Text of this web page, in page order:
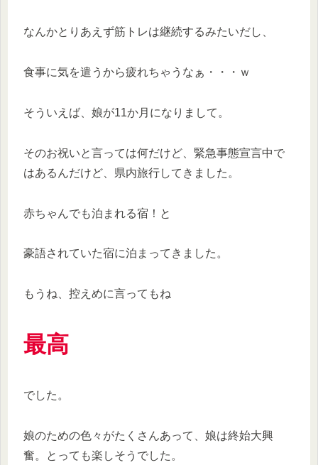
なんかとりあえず筋トレは継続するみたいだし、
食事に気を遣うから疲れちゃうなぁ・・・ｗ
そういえば、娘が11か月になりまして。
そのお祝いと言っては何だけど、緊急事態宣言中で
はあるんだけど、県内旅行してきました。
赤ちゃんでも泊まれる宿！と
豪語されていた宿に泊まってきました。
もうね、控えめに言ってもね
最高
でした。
娘のための色々がたくさんあって、娘は終始大興
奮。とっても楽しそうでした。